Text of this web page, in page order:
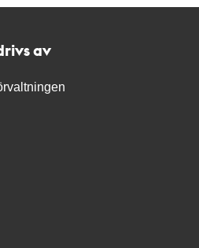
av